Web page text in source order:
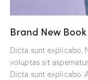
Brand New Book
Dicta sunt explicabo.
voluptas sit
Dicta sunt explicabo.